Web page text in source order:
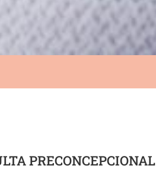
PRECONCEPCIONAL